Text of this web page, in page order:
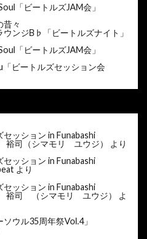
「ビートルズJAM会」
昔々
ウンジB♭「ビートルズナイト」
「ビートルズJAM会」
「ビートルズセッション会
セッション in Funabashi
司（シマモリ ユウジ）
より
セッション in Funabashi
より
セッション in Funabashi
裕司 （シマモリ ユウジ）
よ
ウル35周年祭Vol.4」